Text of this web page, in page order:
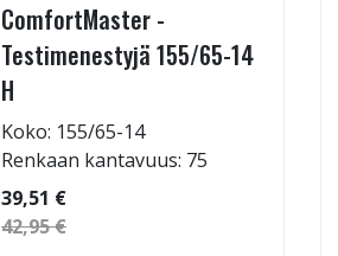
ComfortMaster -
Testimenestyjä 155/65-14
H
Koko: 155/65-14
Renkaan kantavuus: 75
39,51 €
42,95 €